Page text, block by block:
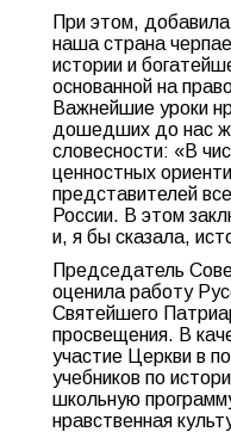
При этом,
наша страна
истории и
основанной на
Важнейшие уроки
дошедших до нас
словесности: «В
ценностных
представителей
России. В этом
и, я бы сказала,
Председатель
оценила работу
Святейшего
просвещения. В
участие Церкви в
учебников по
школьную
нравственная